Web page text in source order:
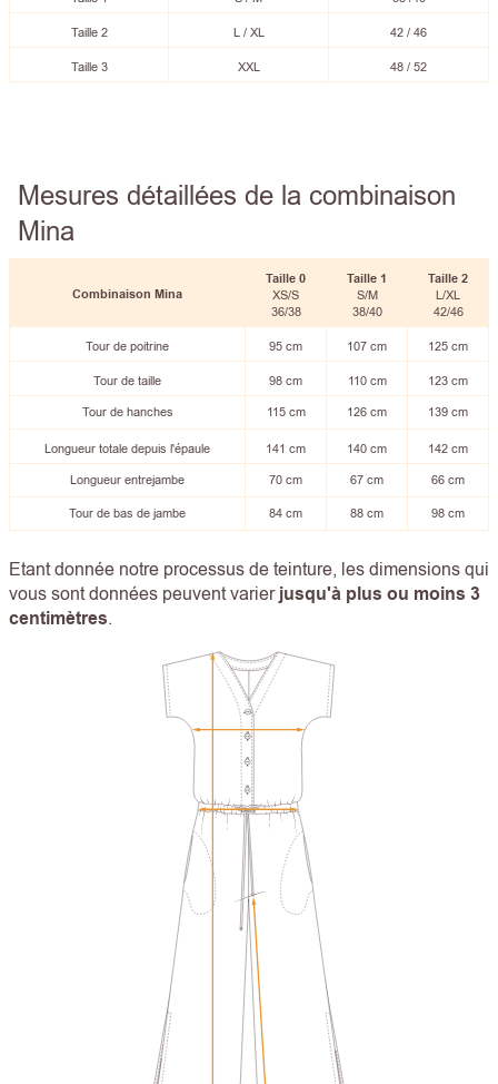
Taille 2 L / XL 42 / 46
Taille 3 XXL 48 / 52
Mesures détaillées de la combinaison
Mina
Combinaison Mina
Taille 0
XS/S
36/38
Taille 1
S/M
38/40
Taille 2
L/XL
42/46
Tour de poitrine 95 cm 107 cm 125 cm
Tour de taille 98 cm 110 cm
123 cm
Tour de hanches
115 cm 126 cm 139 cm
Longueur totale depuis l'épaule 141 cm 140 cm
142 cm
Longueur entrejambe
70 cm 67 cm
66 cm
Tour de bas de jambe
84 cm 88 cm 98 cm
Etant donnée notre processus de teinture, les dimensions qui
vous sont données peuvent varierjusqu'à plus ou moins 3
centimètres.